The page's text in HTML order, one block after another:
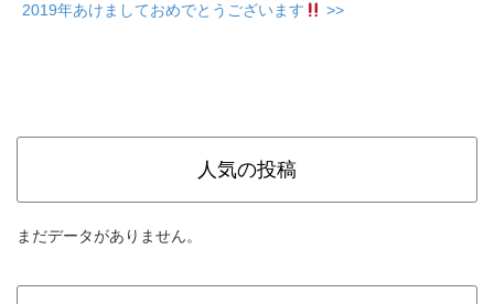
2019年あけましておめでとうございます
>>
人気の投稿
まだデータがありません。